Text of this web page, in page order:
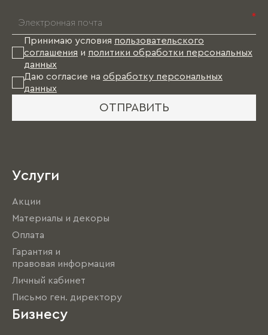
*
Принимаю условия пользовательского
соглашения и политики обработки персональных
данных
Даю согласие на обработку персональных
данных
ОТПРАВИТЬ
Услуги
Акции
Материалы и декоры
Оплата
Гарантия и
правовая информация
Личный кабинет
Письмо ген. директору
Бизнесу